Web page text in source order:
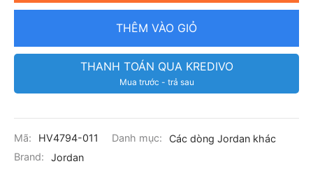
THÊM VÀO GIỎ
THANH TOÁN QUA KREDIVO
Mua trước - trả sau
Mã: HV4794-011 Danh mục:
Các dòng Jordan khác
Brand:
Jordan